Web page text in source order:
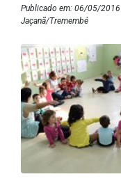
Publicado em: 06/05/2016
Jaçanã/Tremembé